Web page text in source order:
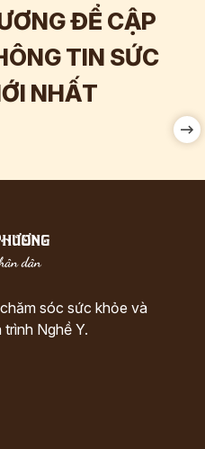
ĐỂ CẬP
TIN SỨC
NHẤT
sóc sức khỏe và
Nghề Y.